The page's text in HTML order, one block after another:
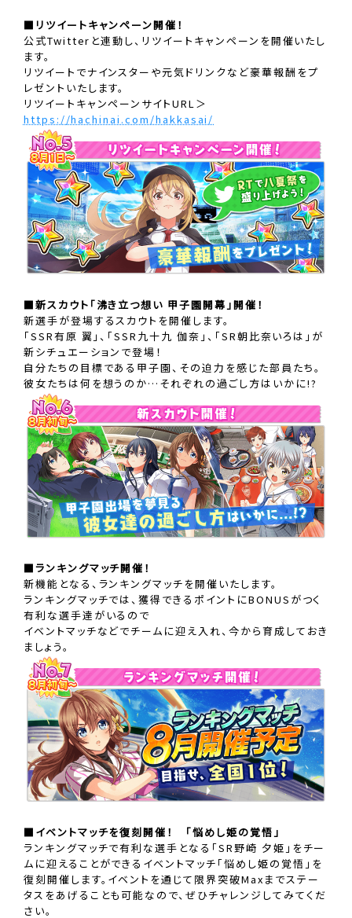
■リツイートキャンペーン開催！
公式Twitterと連動し、リツイートキャンペーンを開催いたし
ます。
リツイートでナインスターや元気ドリンクなど豪華報酬をプ
レゼントいたします。
リツイートキャンペーンサイトURL＞
https://hachinai.com/hakkasai/
■新スカウト「沸き立つ想い 甲子園開幕」開催！
新選手が登場するスカウトを開催します。
「SSR有原 翼」、「SSR九十九 伽奈」、「SR朝比奈いろは」が
新シチュエーションで登場！
自分たちの目標である甲子園、その迫力を感じた部員たち。
彼女たちは何を想うのか…それぞれの過ごし方はいかに!?
■ランキングマッチ開催！
新機能となる、ランキングマッチを開催いたします。
ランキングマッチでは、獲得できるポイントにBONUSがつく
有利な選手達がいるので
イベントマッチなどでチームに迎え入れ、今から育成しておき
ましょう。
■イベントマッチを復刻開催！ 「悩めし姫の覚悟」
ランキングマッチで有利な選手となる「SR野崎 夕姫」をチー
ムに迎えることができるイベントマッチ「悩めし姫の覚悟」を
復刻開催します。イベントを通じて限界突破Maxまでステー
タスをあげることも可能なので、ぜひチャレンジしてみてくだ
さい。